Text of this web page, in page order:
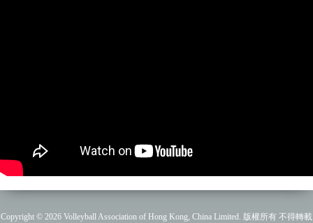
Copyright © 2026 Volleyball Association of Hong Kong, China Limited. 版權所有 不得轉載